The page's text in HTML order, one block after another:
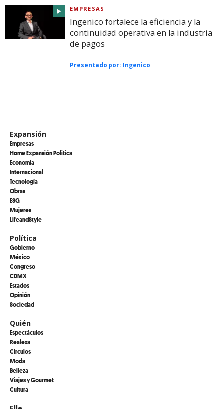
EMPRESAS
Ingenico fortalece la eficiencia y la
continuidad operativa en la industria
de pagos
Presentado por: Ingenico
Expansión
Empresas
Home Expansión Politica
Economía
Internacional
Tecnología
Obras
ESG
Mujeres
LifeandStyle
Política
Gobierno
México
Congreso
CDMX
Estados
Opinión
Sociedad
Quién
Espectáculos
Realeza
Círculos
Moda
Belleza
Viajes y Gourmet
Cultura